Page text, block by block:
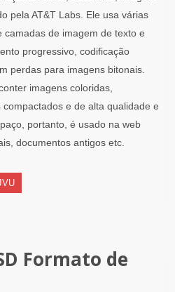
pela AT&T Labs. Ele usa várias
de imagem de texto e
progressivo, codificação
perdas para imagens bitonais.
imagens coloridas,
e de alta qualidade e
portanto, é usado na web
documentos antigos etc.
Formato de